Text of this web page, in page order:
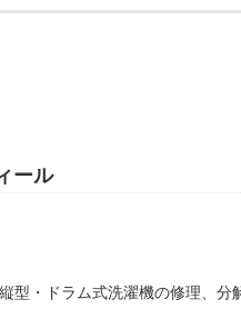
ール
型・ドラム式洗濯機の修理、分